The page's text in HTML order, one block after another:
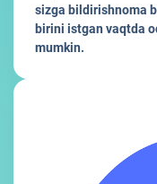
sizga bildirishnoma
birini istgan vaqtda
mumkin.